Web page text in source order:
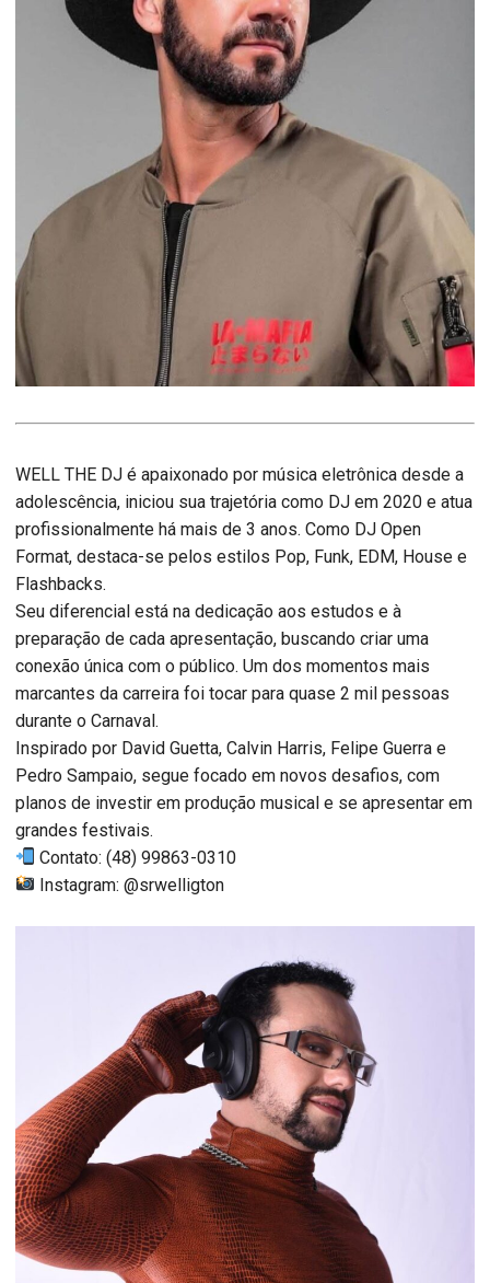
WELL THE DJ é apaixonado por música eletrônica desde a
adolescência, iniciou sua trajetória como DJ em 2020 e atua
profissionalmente há mais de 3 anos. Como DJ Open
Format, destaca-se pelos estilos Pop, Funk, EDM, House e
Flashbacks.
Seu diferencial está na dedicação aos estudos e à
preparação de cada apresentação, buscando criar uma
conexão única com o público. Um dos momentos mais
marcantes da carreira foi tocar para quase 2 mil pessoas
durante o Carnaval.
Inspirado por David Guetta, Calvin Harris, Felipe Guerra e
Pedro Sampaio, segue focado em novos desafios, com
planos de investir em produção musical e se apresentar em
grandes festivais.
Contato: (48) 99863-0310
Instagram: @srwelligton